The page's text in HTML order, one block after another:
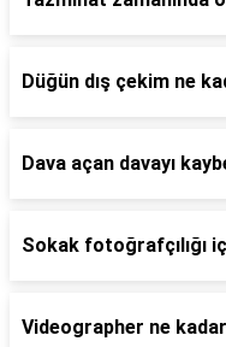
Düğün dış çekim ne
Dava açan davayı
Sokak fotoğrafçılığı
Videographer ne